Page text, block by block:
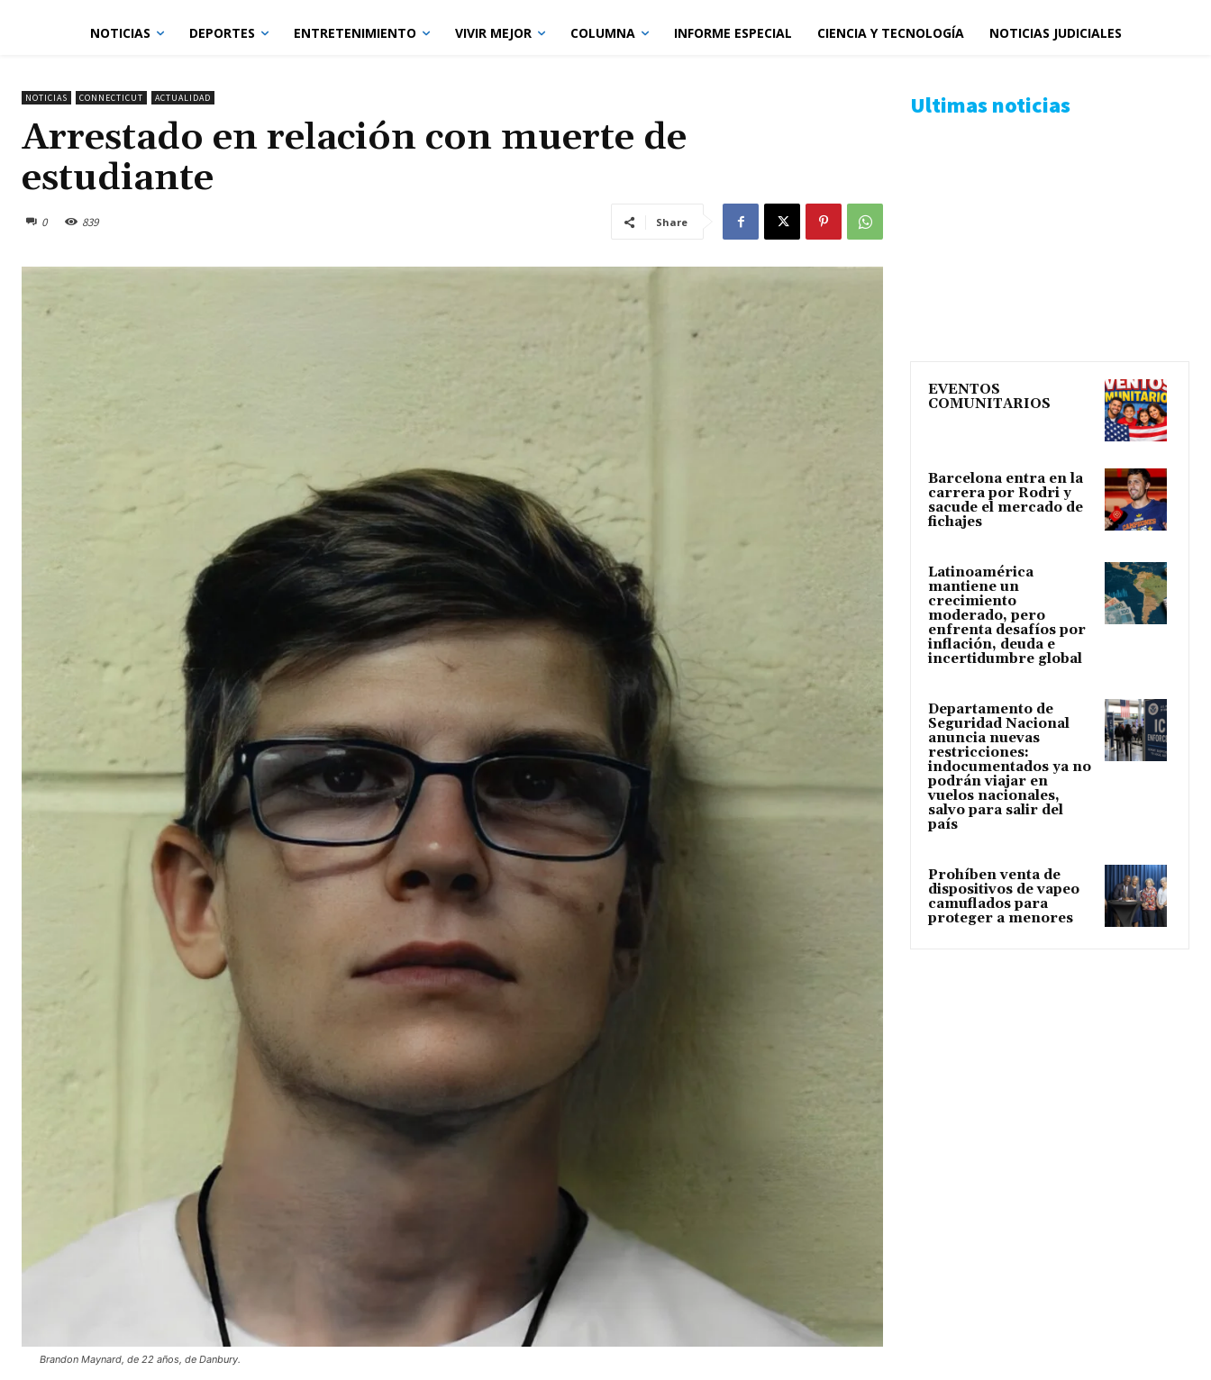
NOTICIAS DEPORTES ENTRETENIMIENTO VIVIR MEJOR COLUMNA INFORME ESPECIAL CIENCIA Y TECNOLOGÍA NOTICIAS JUDICIALES
NOTICIAS CONNECTICUT ACTUALIDAD
Arrestado en relación con muerte de
estudiante
0 839 Share
Brandon Maynard, de 22 años, de Danbury.
Ultimas noticias
EVENTOS
COMUNITARIOS
Barcelona entra en la
carrera por Rodri y
sacude el mercado de
fichajes
Latinoamérica
mantiene un
crecimiento
moderado, pero
enfrenta desafíos por
inflación, deuda e
incertidumbre global
Departamento de
Seguridad Nacional
anuncia nuevas
restricciones:
indocumentados ya no
podrán viajar en
vuelos nacionales,
salvo para salir del
país
Prohíben venta de
dispositivos de vapeo
camuflados para
proteger a menores